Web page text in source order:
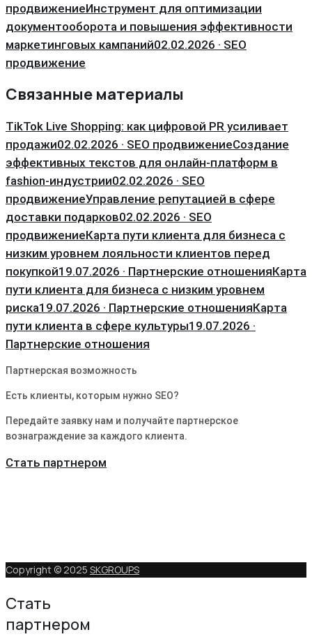
продвижениеИнструмент для оптимизации
документооборота и повышения эффективности
маркетинговых кампаний02.02.2026 · SEO
продвижение
Связанные материалы
TikTok Live Shopping: как цифровой PR усиливает
продажи02.02.2026 · SEO продвижениеСоздание
эффективных текстов для онлайн-платформ в
fashion-индустрии02.02.2026 · SEO
продвижениеУправление репутацией в сфере
доставки подарков02.02.2026 · SEO
продвижениеКарта пути клиента для бизнеса с
низким уровнем лояльности клиентов перед
покупкой19.07.2026 · Партнерские отношенияКарта
пути клиента для бизнеса с низким уровнем
риска19.07.2026 · Партнерские отношенияКарта
пути клиента в сфере культуры19.07.2026 ·
Партнерские отношения
Партнерская возможность
Есть клиенты, которым нужно SEO?
Передайте заявку нам и получайте партнерское
вознаграждение за каждого клиента.
Стать партнером
Copyright © 2025 SKGROUPS
Стать
партнером